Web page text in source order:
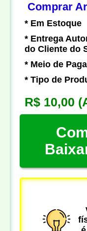
Comprar
* Em Estoque
* Entrega
do Cliente do
* Meio de
* Tipo de
R$ 10,00